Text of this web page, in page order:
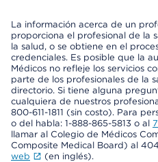
La información acerca de un
proporciona el profesional de la
la salud, o se obtiene en el
credenciales. Es posible que la
Médicos no refleje los servicios
parte de los profesionales de la
directorio. Si tiene alguna
cualquiera de nuestros
800-611-1811 (sin costo). Para
o del habla: 1-888-865-5813 o al
llamar al Colegio de Médicos
Composite Medical Board) al
web
(en inglés).